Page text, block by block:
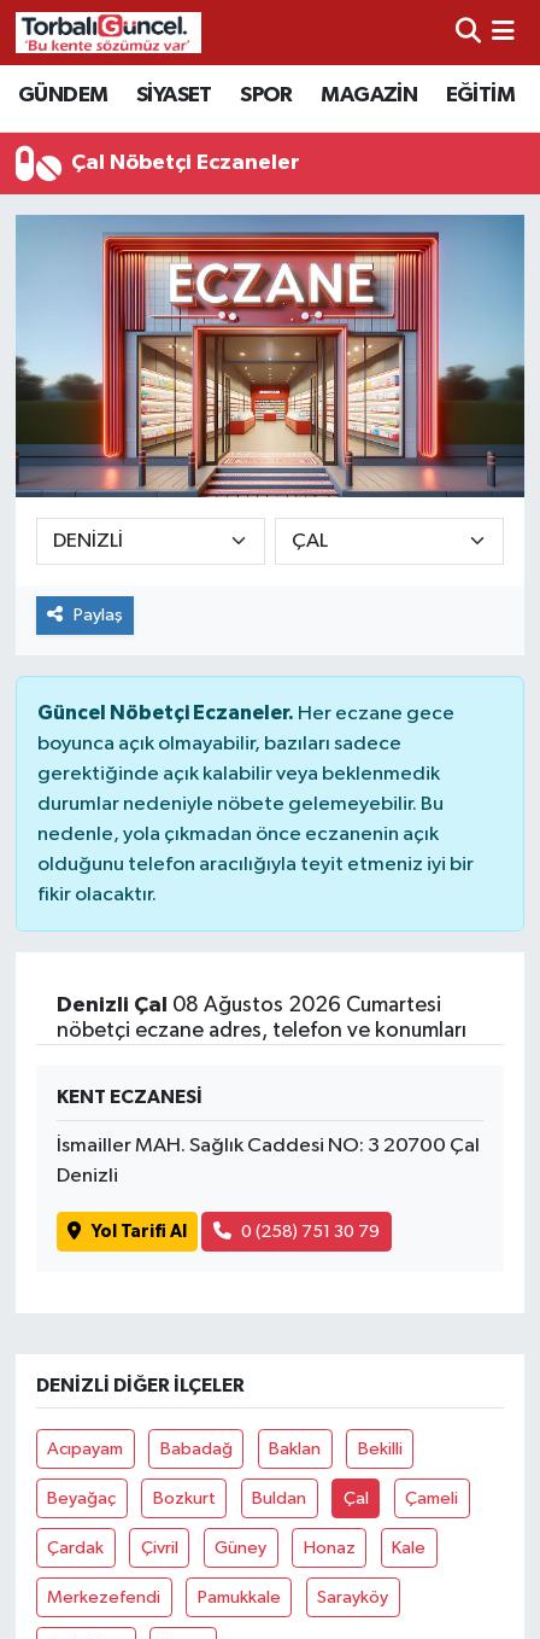
GÜNDEM SİYASET SPOR MAGAZİN EĞİTİM
Çal Nöbetçi Eczaneler
Paylaş
Güncel Nöbetçi Eczaneler. Her eczane gece
boyunca açık olmayabilir, bazıları sadece
gerektiğinde açık kalabilir veya beklenmedik
durumlar nedeniyle nöbete gelemeyebilir. Bu
nedenle, yola çıkmadan önce eczanenin açık
olduğunu telefon aracılığıyla teyit etmeniz iyi bir
fikir olacaktır.
Denizli Çal
08 Ağustos 2026 Cumartesi
nöbetçi eczane adres, telefon ve konumları
KENT ECZANESİ
İsmailler MAH. Sağlık Caddesi NO: 3 20700 Çal
Denizli
Yol Tarifi Al 0 (258) 751 30 79
DENIZLI DIĞER İLÇELER
Acıpayam Babadağ Baklan Bekilli
Beyağaç Bozkurt Buldan Çal Çameli
Çardak Çivril Güney Honaz Kale
Merkezefendi Pamukkale Sarayköy
İzmir Nöbetçi Eczaneler
İzmir Hava Durumu
İzmir Namaz Vakitleri
İzmir Trafik Yoğunluk Haritası
Süper Lig Puan Durumu ve Fikstür
Tüm Manşetler
Son Dakika Haberleri
Haber Arşivi